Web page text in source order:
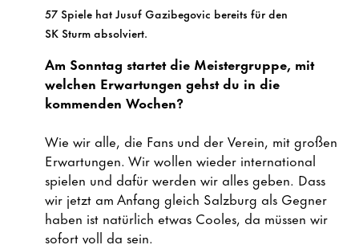
57 Spiele hat Jusuf Gazibegovic bereits für den
SK Sturm absolviert.
Am Sonntag startet die Meistergruppe, mit
welchen Erwartungen gehst du in die
kommenden Wochen?
Wie wir alle, die Fans und der Verein, mit großen
Erwartungen. Wir wollen wieder international
spielen und dafür werden wir alles geben. Dass
wir jetzt am Anfang gleich Salzburg als Gegner
haben ist natürlich etwas Cooles, da müssen wir
sofort voll da sein.